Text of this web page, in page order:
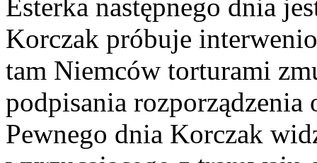
Esterka następnego dnia
Korczak próbuje
tam Niemców torturami
podpisania
Pewnego dnia Korczak